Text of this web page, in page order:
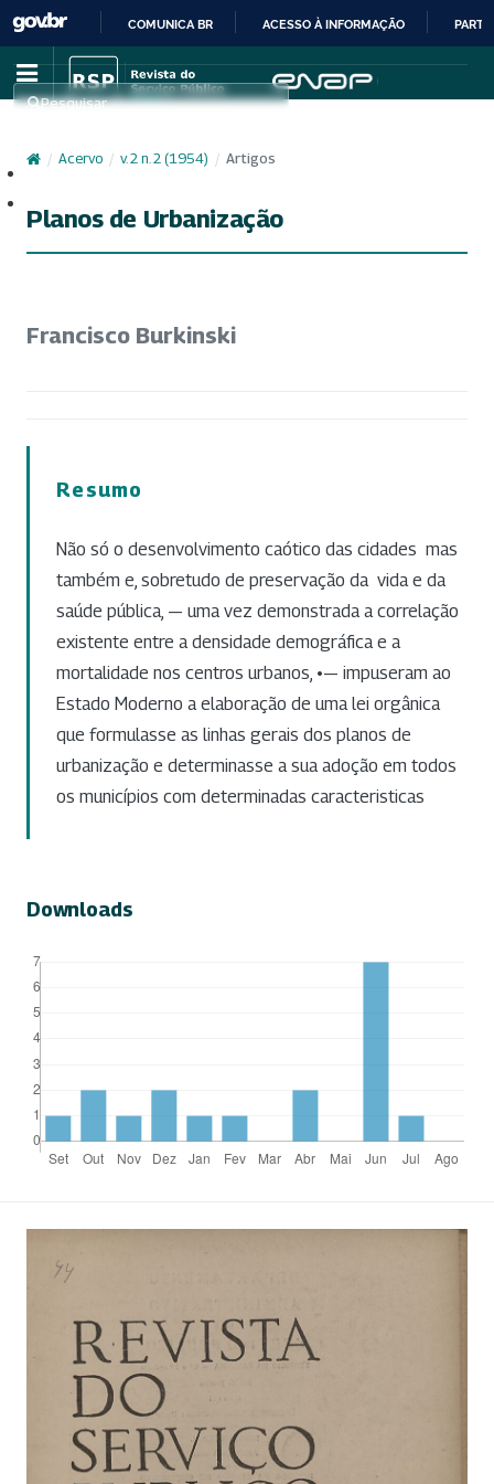
IR
PARA
CONTEÚDO
COMUNICA BR ACESSO À INFORMAÇÃO
Pesquisar
/ Acervo / v. 2 n. 2 (1954) / Artigos
Planos de Urbanização
Francisco Burkinski
Resumo
Não só o desenvolvimento caótico das cidades mas
também e, sobretudo de preservação da vida e da
saúde pública, — uma vez demonstrada a correlação
existente entre a densidade demográfica e a
mortalidade nos centros urbanos, •— impuseram ao
Estado Moderno a elaboração de uma lei orgânica
que formulasse as linhas gerais dos planos de
urbanização e determinasse a sua adoção em todos
os municípios com determinadas caracteristicas
Downloads